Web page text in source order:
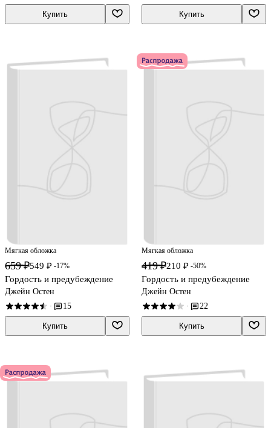
Купить Купить
Мягкая обложка
659 ₽549 ₽ -17%
Гордость и предубеждение
Джейн Остен
· 15
Купить
Мягкая обложка
419 ₽210 ₽ -50%
Гордость и предубеждение
Джейн Остен
· 22
Купить